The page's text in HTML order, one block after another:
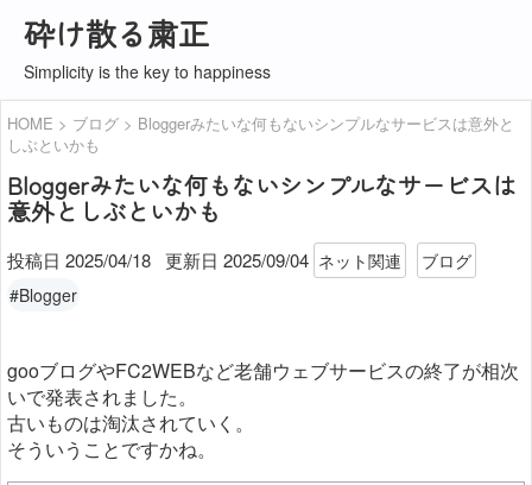
砕け散る粛正
Simplicity is the key to happiness
HOME ブログ
Bloggerみたいな何もないシンプルなサービスは意外と
しぶといかも
Bloggerみたいな何もないシンプルなサービスは
意外としぶといかも
投稿日 2025/04/18 更新日 2025/09/04 ネット関連
ブログ
#Blogger
gooブログやFC2WEBなど老舗ウェブサービスの終了が相次
いで発表されました。
古いものは淘汰されていく。
そういうことですかね。